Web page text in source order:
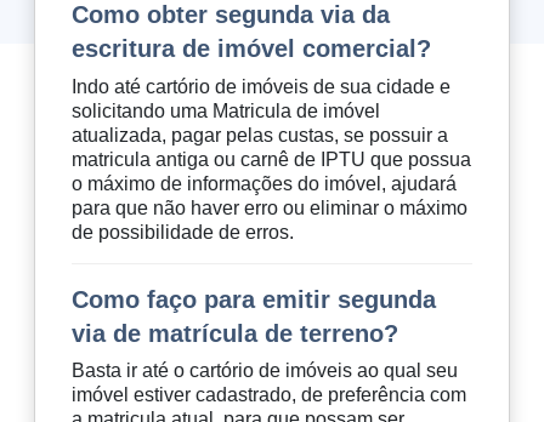
Como obter segunda via da
escritura de imóvel comercial?
Indo até cartório de imóveis de sua cidade e
solicitando uma Matricula de imóvel
atualizada, pagar pelas custas, se possuir a
matricula antiga ou carnê de IPTU que possua
o máximo de informações do imóvel, ajudará
para que não haver erro ou eliminar o máximo
de possibilidade de erros.
Como faço para emitir segunda
via de matrícula de terreno?
Basta ir até o cartório de imóveis ao qual seu
imóvel estiver cadastrado, de preferência com